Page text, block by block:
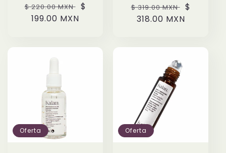
Precio
habitual
$ 220.00 MXN
Precio
$
199.00 MXN
Precio
habitual
$ 319.00 MXN
Precio
$
318.00 MXN
Oferta Oferta